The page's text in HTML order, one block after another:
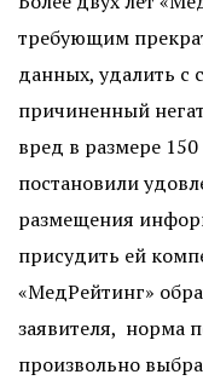
требующим
данных, удалить с
причиненный
вред в размере
постановили
размещения
присудить ей
«МедРейтинг»
заявителя, норма
произвольно